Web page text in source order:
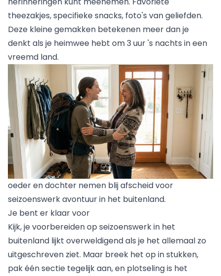
theezakjes, specifieke snacks, foto's van geliefden.
Deze kleine gemakken betekenen meer dan je
denkt als je heimwee hebt om 3 uur 's nachts in een
vreemd land.
oeder en dochter nemen blij afscheid voor
seizoenswerk avontuur in het buitenland.
Je bent er klaar voor
Kijk, je voorbereiden op seizoenswerk in het
buitenland lijkt overweldigend als je het allemaal zo
uitgeschreven ziet. Maar breek het op in stukken,
pak één sectie tegelijk aan, en plotseling is het